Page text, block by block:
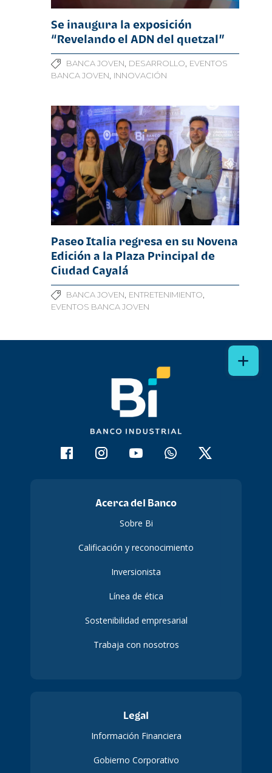
Se inaugura la exposición
“Revelando el ADN del quetzal”
BANCA JOVEN, DESARROLLO, EVENTOS
BANCA JOVEN, INNOVACIÓN
Paseo Italia regresa en su Novena
Edición a la Plaza Principal de
Ciudad Cayalá
BANCA JOVEN, ENTRETENIMIENTO,
EVENTOS BANCA JOVEN
Acerca del Banco
Sobre Bi
Calificación y reconocimiento
Inversionista
Línea de ética
Sostenibilidad empresarial
Trabaja con nosotros
Legal
Información Financiera
Gobierno Corporativo